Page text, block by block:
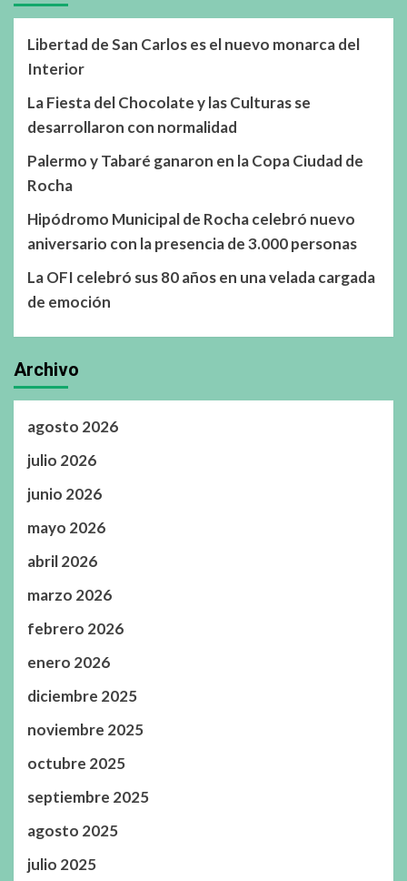
Libertad de San Carlos es el nuevo monarca del
Interior
La Fiesta del Chocolate y las Culturas se
desarrollaron con normalidad
Palermo y Tabaré ganaron en la Copa Ciudad de
Rocha
Hipódromo Municipal de Rocha celebró nuevo
aniversario con la presencia de 3.000 personas
La OFI celebró sus 80 años en una velada cargada
de emoción
Archivo
agosto 2026
julio 2026
junio 2026
mayo 2026
abril 2026
marzo 2026
febrero 2026
enero 2026
diciembre 2025
noviembre 2025
octubre 2025
septiembre 2025
agosto 2025
julio 2025